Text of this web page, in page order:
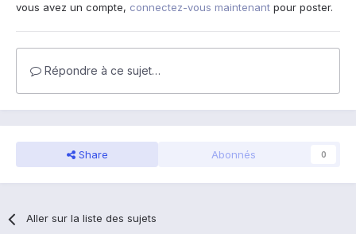
vous avez un compte, connectez-vous maintenant pour poster.
Répondre à ce sujet…
Share Abonnés 0
Aller sur la liste des sujets